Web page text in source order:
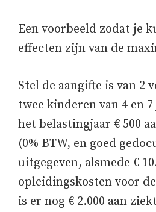
Een voorbeeld zodat je
effecten zijn van de
Stel de aangifte is van 2
twee kinderen van 4 en
het belastingjaar € 500
(0% BTW, en goed
uitgegeven, alsmede €
opleidingskosten voor
is er nog € 2.000 aan